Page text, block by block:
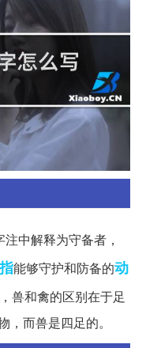
中解释为守备者，
能够守护和防备的动
兽和禽的区别在于足
而兽是四足的。